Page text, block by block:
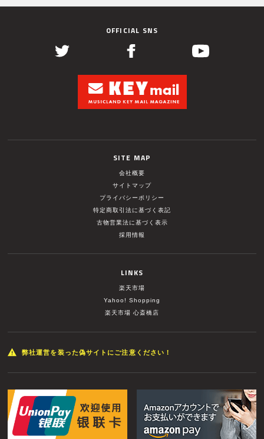
OFFICIAL SNS
SITE MAP
会社概要
サイトマップ
プライバシーポリシー
特定商取引法に基づく表記
古物営業法に基づく表示
採用情報
LINKS
楽天市場
Yahoo! Shopping
楽天市場 心斎橋店
弊社運営を装った偽サイトにご注意ください！